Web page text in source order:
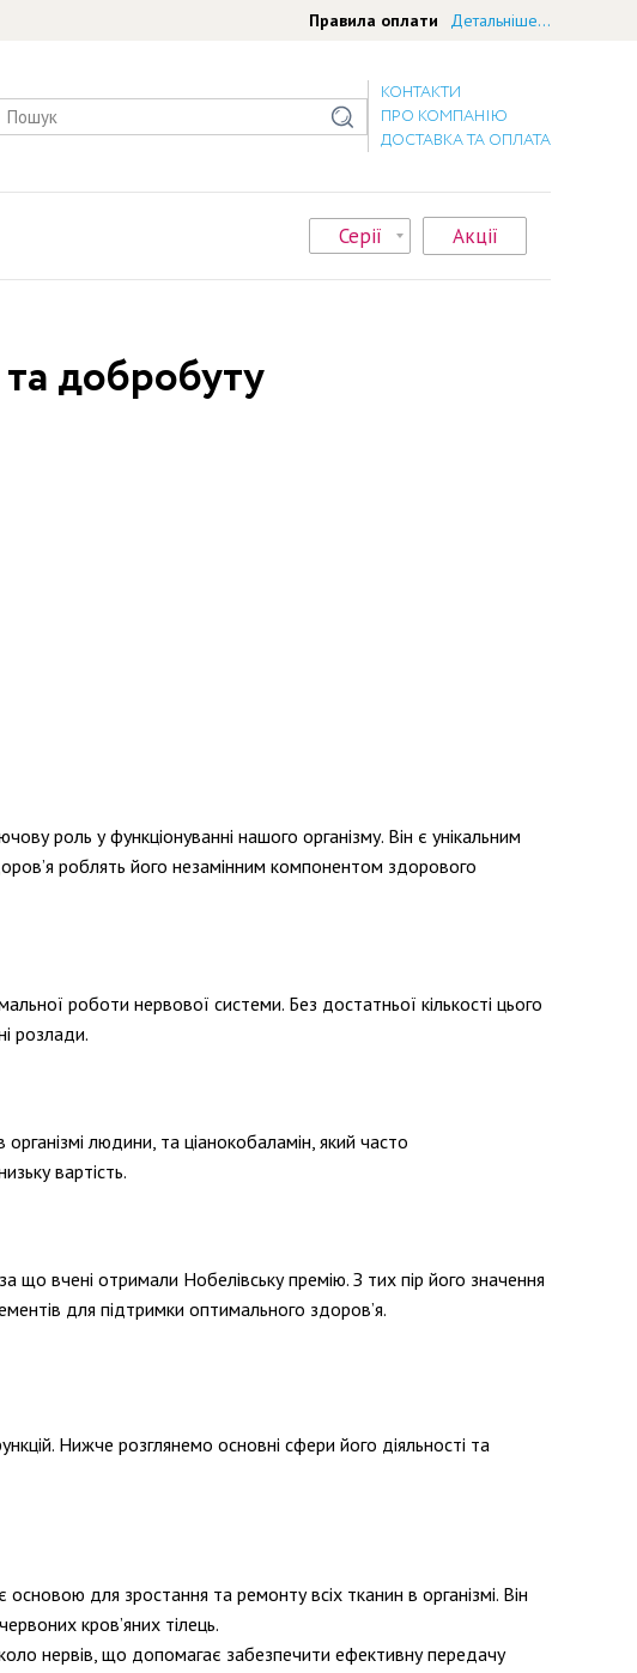
Правила оплати Детальніше...
КОНТАКТИ
ПРО КОМПАНІЮ
ДОСТАВКА ТА ОПЛАТА
Серії Акції
добробуту
роль у функціонуванні нашого організму. Він є унікальним
роблять його незамінним компонентом здорового
роботи нервової системи. Без достатньої кількості цього
розлади.
людини, та ціанокобаламін, який часто
вартість.
що вчені отримали Нобелівську премію. З тих пір його значення
для підтримки оптимального здоров’я.
Нижче розглянемо основні сфери його діяльності та
для зростання та ремонту всіх тканин в організмі. Він
кров’яних тілець.
нервів, що допомагає забезпечити ефективну передачу